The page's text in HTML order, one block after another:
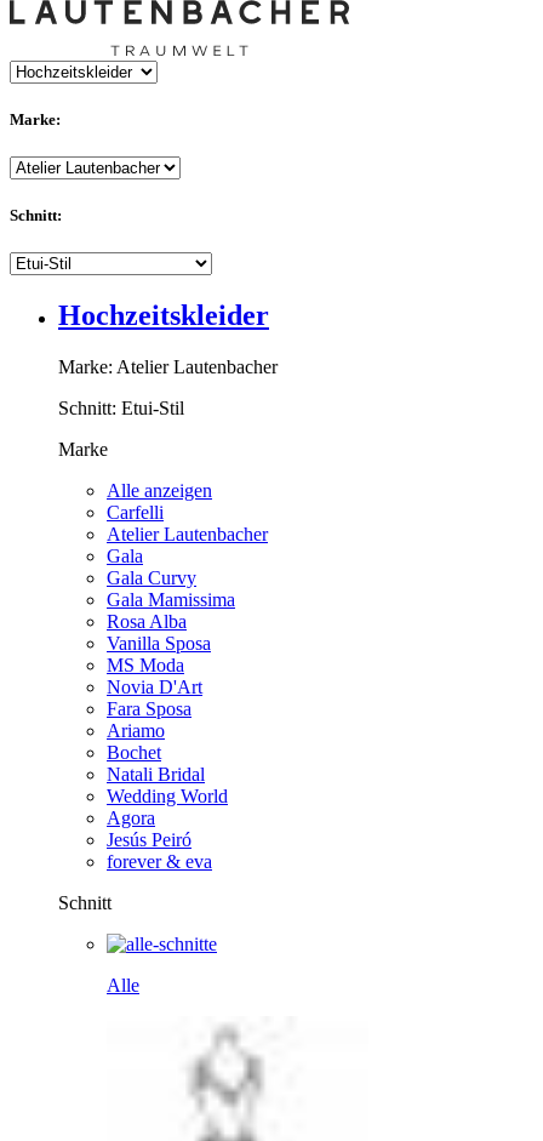
Marke:
Schnitt:
Hochzeitskleider
Marke: Atelier Lautenbacher
Schnitt: Etui-Stil
Marke
Alle anzeigen
Carfelli
Atelier Lautenbacher
Gala
Gala Curvy
Gala Mamissima
Rosa Alba
Vanilla Sposa
MS Moda
Novia D'Art
Fara Sposa
Ariamo
Bochet
Natali Bridal
Wedding World
Agora
Jesús Peiró
forever & eva
Schnitt
Alle